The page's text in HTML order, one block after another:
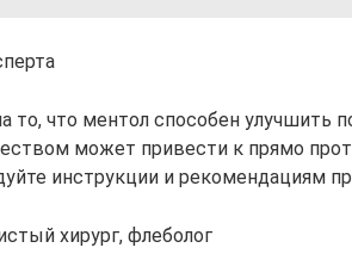
то, что ментол способен улучшить
может привести к прямо
инструкции и рекомендациям
хирург, флеболог